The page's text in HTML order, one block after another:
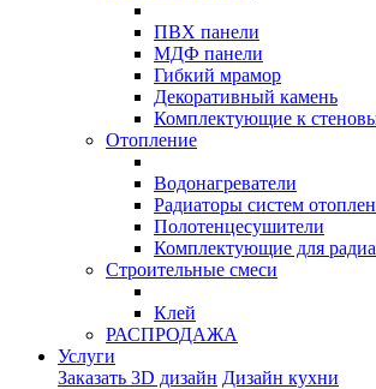
ПВХ панели
МДФ панели
Гибкий мрамор
Декоративный камень
Комплектующие к
Отопление
Водонагреватели
Радиаторы систем
Полотенцесушители
Комплектующие для
Строительные смеси
Клей
РАСПРОДАЖА
Услуги
Заказать 3D дизайн Дизайн кухни